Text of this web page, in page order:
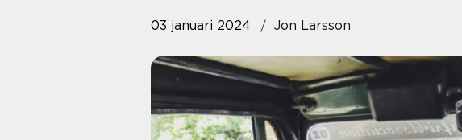
03 januari 2024 Jon Larsson